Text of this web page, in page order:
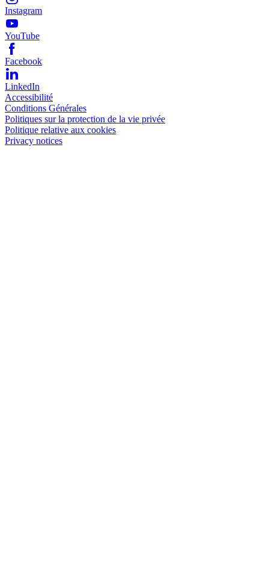
Instagram
YouTube
Facebook
LinkedIn
Accessibilité
Conditions Générales
Politiques sur la protection de la vie privée
Politique relative aux cookies
Privacy notices